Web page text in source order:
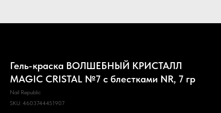
Гель-краска ВОЛШЕБНЫЙ КРИСТАЛЛ
MAGIC CRISTAL №7 с блестками NR, 7 гр
Nail Republic
SKU: 4603744451907